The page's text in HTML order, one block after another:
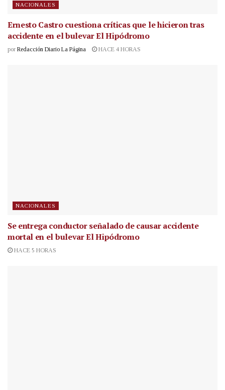
NACIONALES
Ernesto Castro cuestiona críticas que le hicieron tras
accidente en el bulevar El Hipódromo
por Redacción Diario La Página HACE 4 HORAS
NACIONALES
Se entrega conductor señalado de causar accidente
mortal en el bulevar El Hipódromo
HACE 5 HORAS